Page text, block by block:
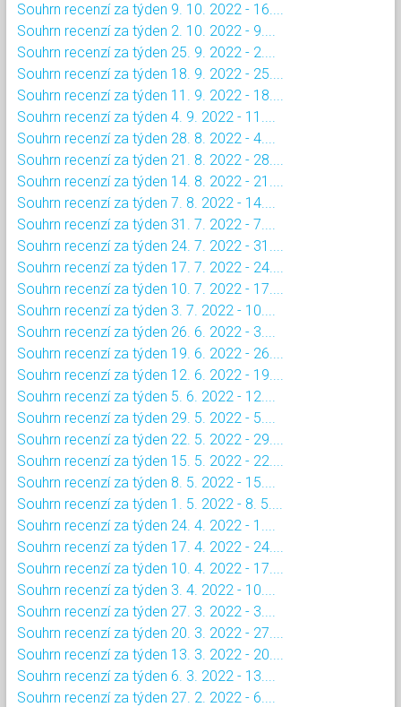
Souhrn recenzí za týden 9. 10. 2022 - 16....
Souhrn recenzí za týden 2. 10. 2022 - 9....
Souhrn recenzí za týden 25. 9. 2022 - 2....
Souhrn recenzí za týden 18. 9. 2022 - 25....
Souhrn recenzí za týden 11. 9. 2022 - 18....
Souhrn recenzí za týden 4. 9. 2022 - 11....
Souhrn recenzí za týden 28. 8. 2022 - 4....
Souhrn recenzí za týden 21. 8. 2022 - 28....
Souhrn recenzí za týden 14. 8. 2022 - 21....
Souhrn recenzí za týden 7. 8. 2022 - 14....
Souhrn recenzí za týden 31. 7. 2022 - 7....
Souhrn recenzí za týden 24. 7. 2022 - 31....
Souhrn recenzí za týden 17. 7. 2022 - 24....
Souhrn recenzí za týden 10. 7. 2022 - 17....
Souhrn recenzí za týden 3. 7. 2022 - 10....
Souhrn recenzí za týden 26. 6. 2022 - 3....
Souhrn recenzí za týden 19. 6. 2022 - 26....
Souhrn recenzí za týden 12. 6. 2022 - 19....
Souhrn recenzí za týden 5. 6. 2022 - 12....
Souhrn recenzí za týden 29. 5. 2022 - 5....
Souhrn recenzí za týden 22. 5. 2022 - 29....
Souhrn recenzí za týden 15. 5. 2022 - 22....
Souhrn recenzí za týden 8. 5. 2022 - 15....
Souhrn recenzí za týden 1. 5. 2022 - 8. 5....
Souhrn recenzí za týden 24. 4. 2022 - 1....
Souhrn recenzí za týden 17. 4. 2022 - 24....
Souhrn recenzí za týden 10. 4. 2022 - 17....
Souhrn recenzí za týden 3. 4. 2022 - 10....
Souhrn recenzí za týden 27. 3. 2022 - 3....
Souhrn recenzí za týden 20. 3. 2022 - 27....
Souhrn recenzí za týden 13. 3. 2022 - 20....
Souhrn recenzí za týden 6. 3. 2022 - 13....
Souhrn recenzí za týden 27. 2. 2022 - 6....